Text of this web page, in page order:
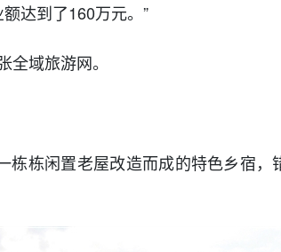
达到了160万元。”
全域旅游网。
栋栋闲置老屋改造而成的特色乡宿，